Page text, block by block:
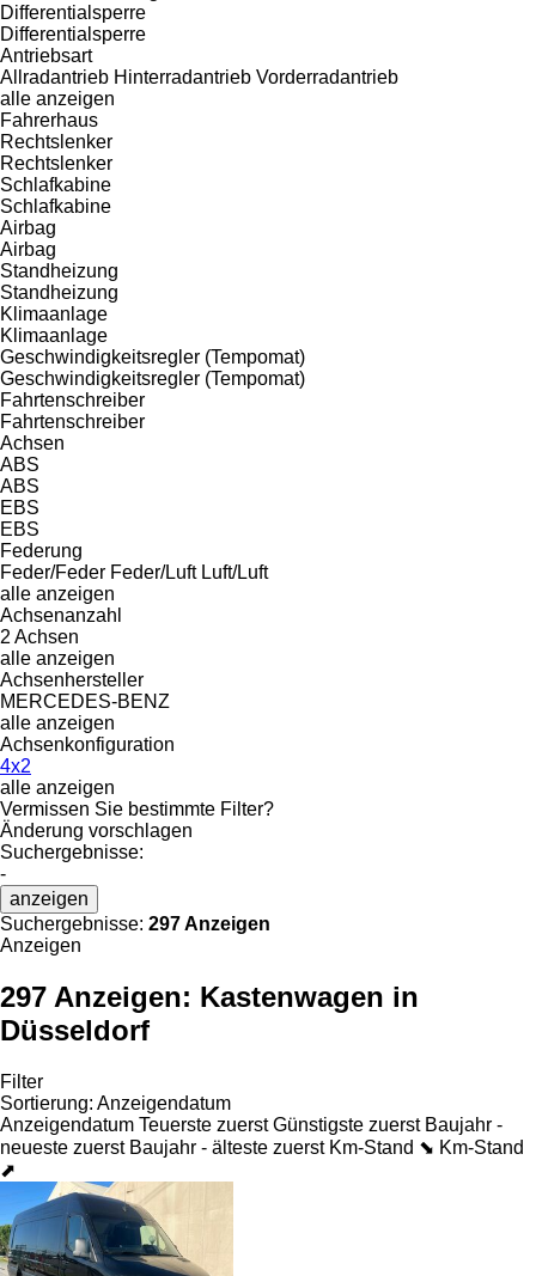
Differentialsperre
Differentialsperre
Antriebsart
Allradantrieb Hinterradantrieb Vorderradantrieb
alle anzeigen
Fahrerhaus
Rechtslenker
Rechtslenker
Schlafkabine
Schlafkabine
Airbag
Airbag
Standheizung
Standheizung
Klimaanlage
Klimaanlage
Geschwindigkeitsregler (Tempomat)
Geschwindigkeitsregler (Tempomat)
Fahrtenschreiber
Fahrtenschreiber
Achsen
ABS
ABS
EBS
EBS
Federung
Feder/Feder Feder/Luft Luft/Luft
alle anzeigen
Achsenanzahl
2 Achsen
alle anzeigen
Achsenhersteller
MERCEDES-BENZ
alle anzeigen
Achsenkonfiguration
4x2
alle anzeigen
Vermissen Sie bestimmte Filter?
Änderung vorschlagen
Suchergebnisse:
-
anzeigen
Suchergebnisse: 297 Anzeigen
Anzeigen
297 Anzeigen: Kastenwagen in
Düsseldorf
Filter
Sortierung: Anzeigendatum
Anzeigendatum Teuerste zuerst Günstigste zuerst Baujahr -
neueste zuerst Baujahr - älteste zuerst Km-Stand ⬊ Km-Stand
⬈